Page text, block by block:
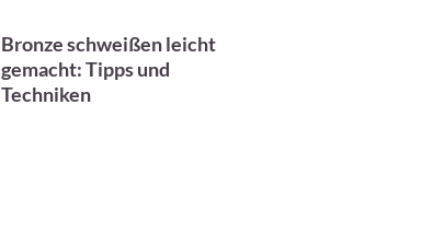
Bronze schweißen leicht
gemacht: Tipps und
Techniken